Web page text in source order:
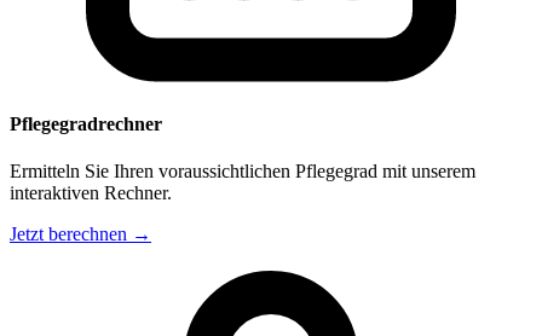
Pflegegradrechner
Ermitteln Sie Ihren voraussichtlichen Pflegegrad mit unserem
interaktiven Rechner.
Jetzt berechnen →